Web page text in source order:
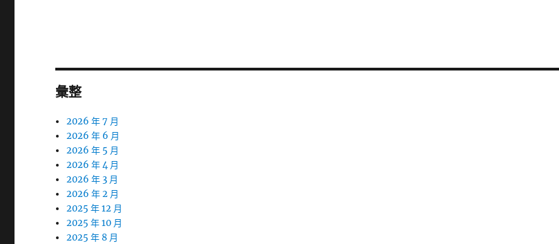
彙整
2026 年 7 月
2026 年 6 月
2026 年 5 月
2026 年 4 月
2026 年 3 月
2026 年 2 月
2025 年 12 月
2025 年 10 月
2025 年 8 月